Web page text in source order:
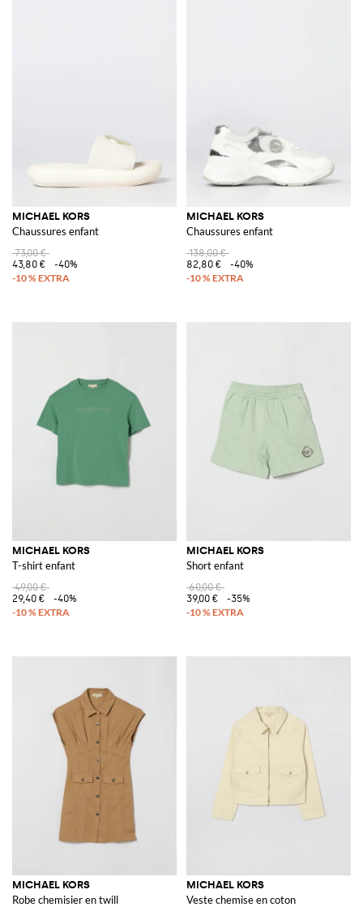
MICHAEL KORS
Chaussures enfant
73,00 €
43,80 €
-40%
MICHAEL KORS
Chaussures enfant
138,00 €
82,80 €
-40%
MICHAEL KORS
T-shirt enfant
49,00 €
29,40 €
-40%
MICHAEL KORS
Short enfant
60,00 €
39,00 €
-35%
MICHAEL KORS
Robe chemisier en twill
MICHAEL KORS
Veste chemise en coton